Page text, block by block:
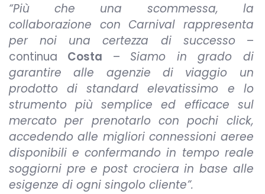
“Più che una scommessa, la
collaborazione con Carnival rappresenta
per noi una certezza di successo –
continua Costa – Siamo in grado di
garantire alle agenzie di viaggio un
prodotto di standard elevatissimo e lo
strumento più semplice ed efficace sul
mercato per prenotarlo con pochi click,
accedendo alle migliori connessioni aeree
disponibili e confermando in tempo reale
soggiorni pre e post crociera in base alle
esigenze di ogni singolo cliente”.